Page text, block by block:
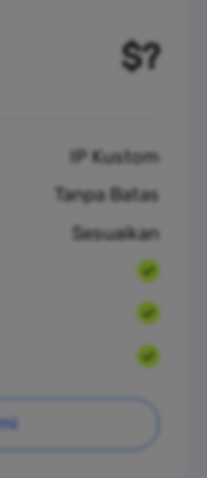
$?
IP Kustom
Tanpa Batas
Sesuaikan